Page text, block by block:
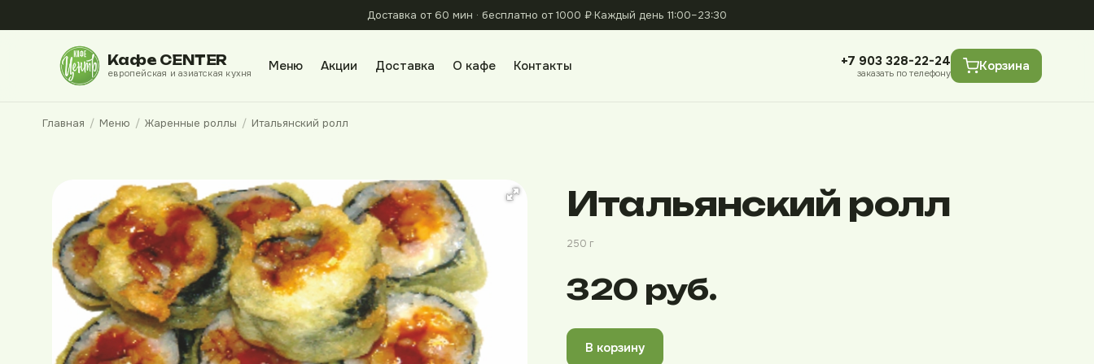
Доставка от 60 мин · бесплатно от 1000 ₽·Каждый день 11:00–23:30
Кафе CENTER
европейская и азиатская кухня Меню Акции Доставка О кафе Контакты +7 903 328-22-24
заказать по телефону Корзина
Главная / Меню / Жаренные роллы / Итальянский ролл
Итальянский ролл
250 г
320 руб.
В корзину